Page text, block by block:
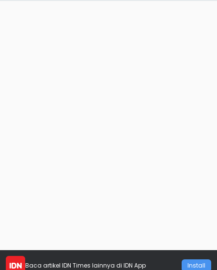
Baca artikel IDN Times lainnya di IDN App Install